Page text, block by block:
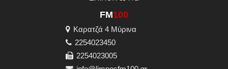
FM100
Καρατζά 4 Μύρινα
2254023450
2254023005